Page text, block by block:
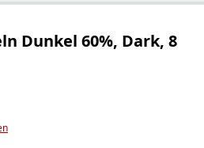
Dunkel 60%, Dark, 8